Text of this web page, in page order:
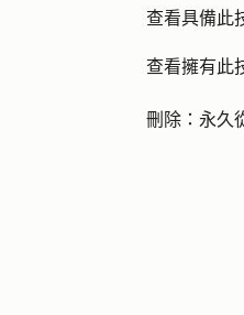
查看具備此
查看擁有此
刪除： 永久